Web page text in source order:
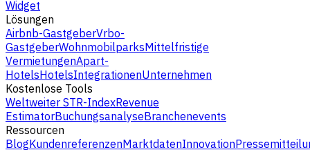
Widget
Lösungen
Airbnb-GastgeberVrbo-
GastgeberWohnmobilparksMittelfristige
VermietungenApart-
HotelsHotelsIntegrationenUnternehmen
Kostenlose Tools
Weltweiter STR-IndexRevenue
EstimatorBuchungsanalyseBranchenevents
Ressourcen
BlogKundenreferenzenMarktdatenInnovation